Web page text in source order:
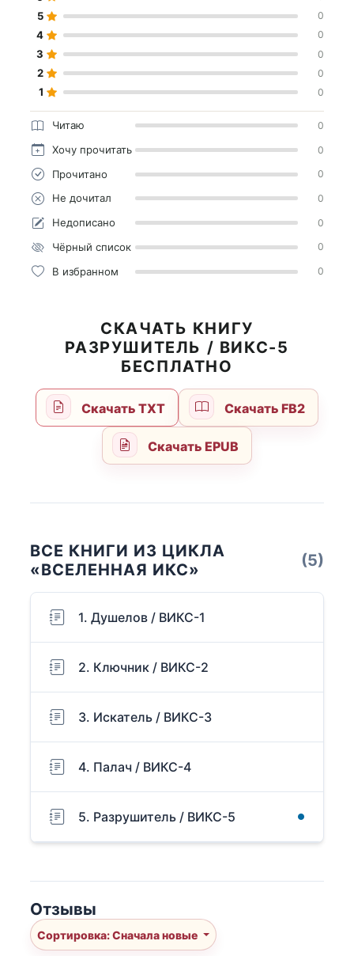
5 0
4 0
3 0
2 0
1 0
Читаю 0
Хочу прочитать 0
Прочитано 0
Не дочитал 0
Недописано 0
Чёрный список 0
В избранном 0
СКАЧАТЬ КНИГУ
РАЗРУШИТЕЛЬ / ВИКС-5
БЕСПЛАТНО
Скачать TXT Скачать FB2
Скачать EPUB
ВСЕ КНИГИ ИЗ ЦИКЛА
«ВСЕЛЕННАЯ ИКС»
(5)
1. Душелов / ВИКС-1
2. Ключник / ВИКС-2
3. Искатель / ВИКС-3
4. Палач / ВИКС-4
5. Разрушитель / ВИКС-5
Отзывы
Сортировка: Сначала новые